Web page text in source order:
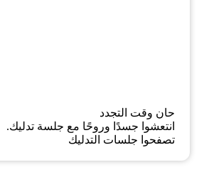
حان وقت التجدد
انتعشوا جسدًا وروحًا مع جلسة تدليك.
تصفحوا جلسات التدليك